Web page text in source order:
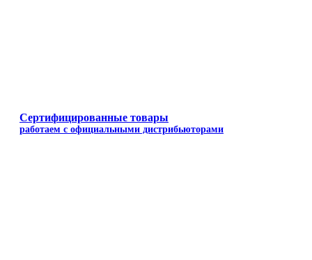
Сертифицированные товары
работаем с официальными дистрибьюторами